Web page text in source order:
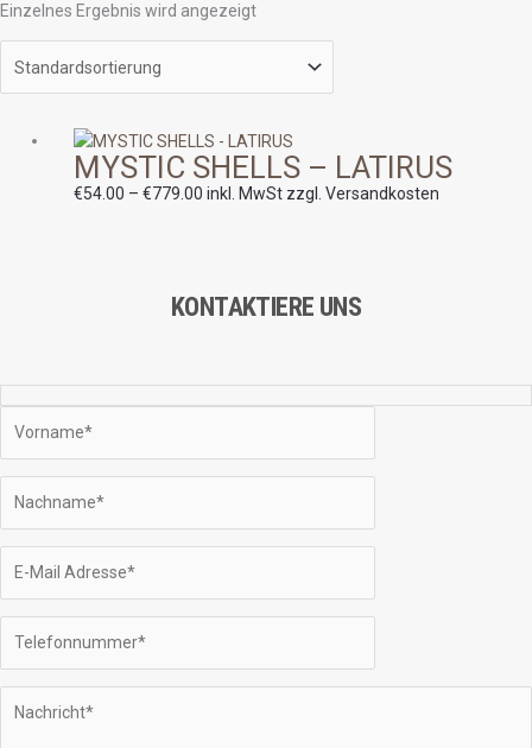
Einzelnes Ergebnis wird angezeigt
MYSTIC SHELLS – LATIRUS
€54.00 – €779.00
Preisspanne:
€54.00
bis
inkl. MwSt zzgl. Versandkosten
KONTAKTIERE UNS